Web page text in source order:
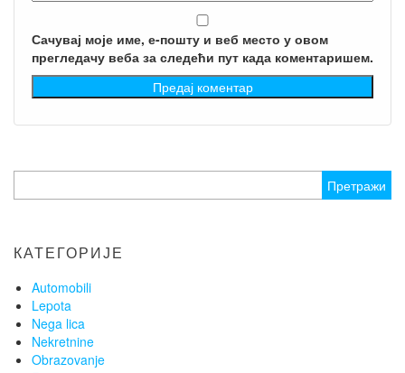
Сачувај моје име, е-пошту и веб место у овом
прегледачу веба за следећи пут када коментаришем.
за:
КАТЕГОРИЈЕ
Automobili
Lepota
Nega lica
Nekretnine
Obrazovanje